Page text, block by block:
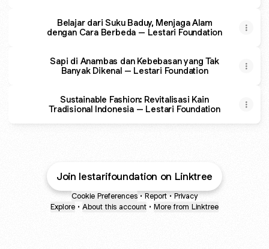
Belajar dari Suku Baduy, Menjaga Alam
dengan Cara Berbeda – Lestari Foundation
Sapi di Anambas dan Kebebasan yang Tak
Banyak Dikenal – Lestari Foundation
Sustainable Fashion: Revitalisasi Kain
Tradisional Indonesia – Lestari Foundation
Join lestarifoundation on Linktree
Cookie Preferences • Report • Privacy
Explore • About this account • More from Linktree